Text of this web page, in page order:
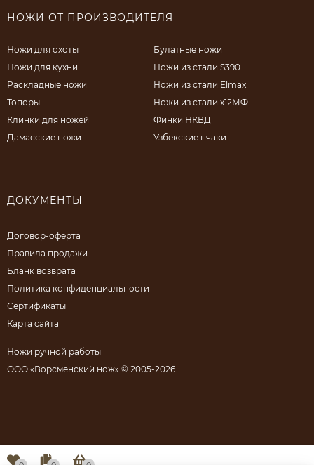
НОЖИ ОТ ПРОИЗВОДИТЕЛЯ
Ножи для охоты
Ножи для кухни
Раскладные ножи
Топоры
Клинки для ножей
Дамасские ножи
Булатные ножи
Ножи из стали S390
Ножи из стали Elmax
Ножи из стали х12МФ
Финки НКВД
Узбекские пчаки
ДОКУМЕНТЫ
Договор-оферта
Правила продажи
Бланк возврата
Политика конфиденциальности
Сертификаты
Карта сайта
Ножи ручной работы
ООО «Ворсменский нож» © 2005-2026